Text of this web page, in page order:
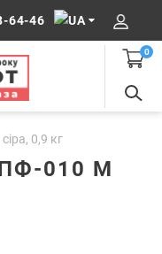
64-46
0
0,9 кг
ПФ-010 М